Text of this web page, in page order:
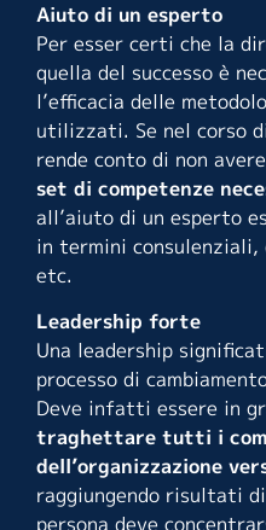
Aiuto di un esperto
Per esser certi che la
quella del successo è
l’efficacia delle
utilizzati. Se nel corso
rende conto di non
set di competenze
all’aiuto di un esperto
in termini consulenziali,
etc.
Leadership forte
Una leadership
processo di
Deve infatti essere in
traghettare tutti i
dell’organizzazione
raggiungendo risultati
persona deve